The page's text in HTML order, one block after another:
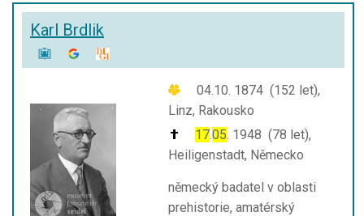
Karl Brdlik
04.10. 1874 (152 let),
Linz, Rakousko
17.05. 1948 (78 let),
Heiligenstadt, Německo
německý badatel v oblasti
prehistorie, amatérský